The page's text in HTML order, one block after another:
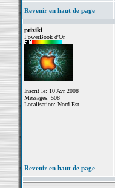
Revenir en haut de page
ptiziki
PowerBook d'Or
Inscrit le: 10 Avr 2008
Messages: 508
Localisation: Nord-Est
Revenir en haut de page